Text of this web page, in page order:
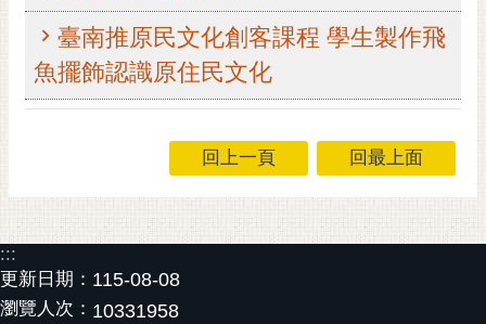
主題服務
市政資訊
黃
偉
哲
螢
光
臺南推原民文化創客課程 學生製作飛
魚擺飾認識原住民文化
回上一頁 回最上面
:::
更新日期： 115-08-08
瀏覽人次： 10331958